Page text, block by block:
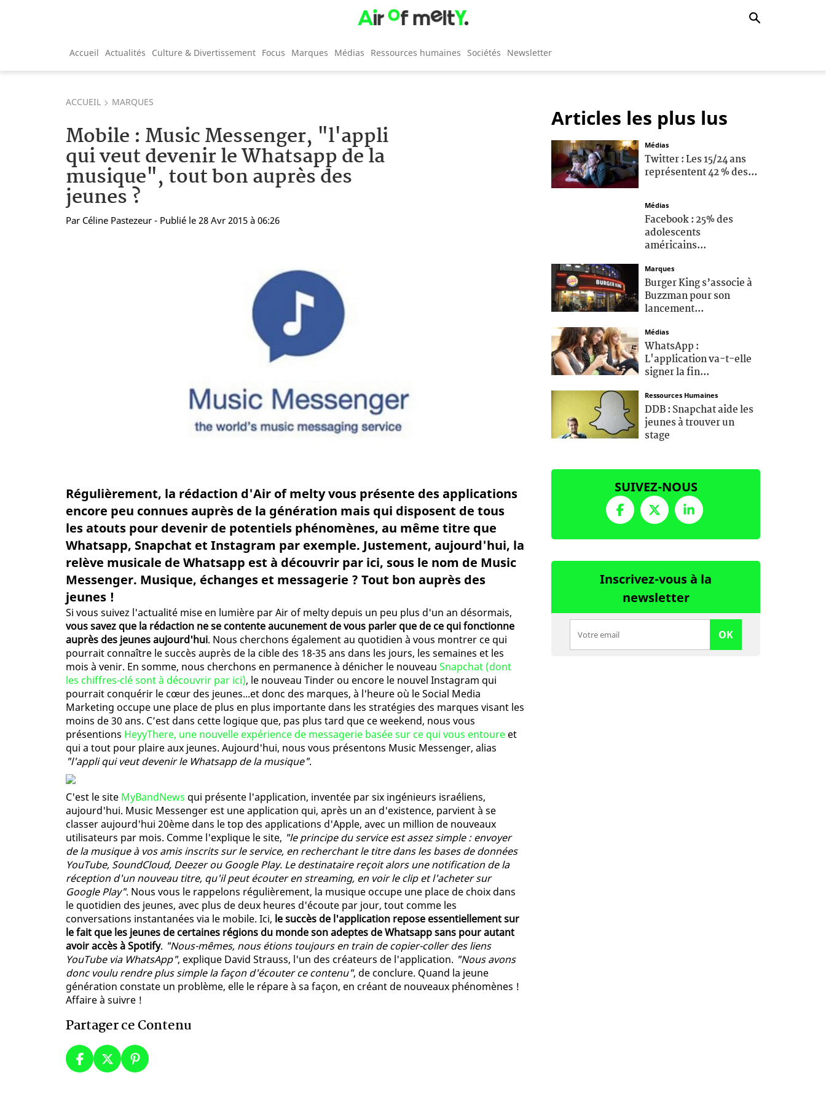
Accueil Actualités Culture & Divertissement Focus Marques Médias Ressources humaines Sociétés Newsletter
ACCUEIL MARQUES
Mobile : Music Messenger, "l'appli
qui veut devenir le Whatsapp de la
musique", tout bon auprès des
jeunes ?
Par Céline Pastezeur - Publié le 28 Avr 2015 à 06:26
Régulièrement, la rédaction d'Air of melty vous présente des applications
encore peu connues auprès de la génération mais qui disposent de tous
les atouts pour devenir de potentiels phénomènes, au même titre que
Whatsapp, Snapchat et Instagram par exemple. Justement, aujourd'hui, la
relève musicale de Whatsapp est à découvrir par ici, sous le nom de Music
Messenger. Musique, échanges et messagerie ? Tout bon auprès des
jeunes !
Si vous suivez l'actualité mise en lumière par Air of melty depuis un peu plus d'un an désormais,
vous savez que la rédaction ne se contente aucunement de vous parler que de ce qui fonctionne
auprès des jeunes aujourd'hui. Nous cherchons également au quotidien à vous montrer ce qui
pourrait connaître le succès auprès de la cible des 18-35 ans dans les jours, les semaines et les
mois à venir. En somme, nous cherchons en permanence à dénicher le nouveau Snapchat (dont
les chiffres-clé sont à découvrir par ici), le nouveau Tinder ou encore le nouvel Instagram qui
pourrait conquérir le cœur des jeunes...et donc des marques, à l'heure où le Social Media
Marketing occupe une place de plus en plus importante dans les stratégies des marques visant les
moins de 30 ans. C’est dans cette logique que, pas plus tard que ce weekend, nous vous
présentions HeyyThere, une nouvelle expérience de messagerie basée sur ce qui vous entoure et
qui a tout pour plaire aux jeunes. Aujourd'hui, nous vous présentons Music Messenger, alias
"l'appli qui veut devenir le Whatsapp de la musique".
C'est le site MyBandNews qui présente l'application, inventée par six ingénieurs israéliens,
aujourd'hui. Music Messenger est une application qui, après un an d'existence, parvient à se
classer aujourd'hui 20ème dans le top des applications d'Apple, avec un million de nouveaux
utilisateurs par mois. Comme l'explique le site, "le principe du service est assez simple : envoyer
de la musique à vos amis inscrits sur le service, en recherchant le titre dans les bases de données
YouTube, SoundCloud, Deezer ou Google Play. Le destinataire reçoit alors une notification de la
réception d'un nouveau titre, qu'il peut écouter en streaming, en voir le clip et l'acheter sur
Google Play". Nous vous le rappelons régulièrement, la musique occupe une place de choix dans
le quotidien des jeunes, avec plus de deux heures d'écoute par jour, tout comme les
conversations instantanées via le mobile. Ici, le succès de l'application repose essentiellement sur
le fait que les jeunes de certaines régions du monde son adeptes de Whatsapp sans pour autant
avoir accès à Spotify. "Nous-mêmes, nous étions toujours en train de copier-coller des liens
YouTube via WhatsApp", explique David Strauss, l'un des créateurs de l'application. "Nous avons
donc voulu rendre plus simple la façon d'écouter ce contenu", de conclure. Quand la jeune
génération constate un problème, elle le répare à sa façon, en créant de nouveaux phénomènes !
Affaire à suivre !
Partager ce Contenu
Articles les plus lus
Médias
Twitter : Les 15/24 ans
représentent 42 % des...
Médias
Facebook : 25% des
adolescents
américains...
Marques
Burger King s’associe à
Buzzman pour son
lancement...
Médias
WhatsApp :
L'application va-t-elle
signer la fin...
Ressources Humaines
DDB : Snapchat aide les
jeunes à trouver un
stage
SUIVEZ-NOUS
Inscrivez-vous à la
newsletter
OK